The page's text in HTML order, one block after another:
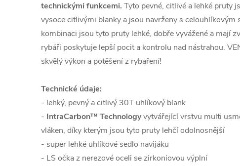
technickými funkcemi. Tyto pevné, citlivé a lehké pruty
vysoce citlivými blanky a jsou navrženy s celouhlíkovým
kombinaci jsou tyto pruty lehké, dobře vyvážené a mají
rybáři poskytuje lepší pocit a kontrolu nad nástrahou.
skvělý výkon a potěšení z rybaření!
Technické údaje:
- lehký, pevný a citlivý 30T uhlíkový blank
- IntraCarbon™ Technologyvytvářející vrstvu multi
vláken, díky kterým jsou tyto pruty lehčí odolnosnější
- super lehké uhlíkové sedlo navijáku
- LS očka z nerezové oceli se zirkoniovou výplní